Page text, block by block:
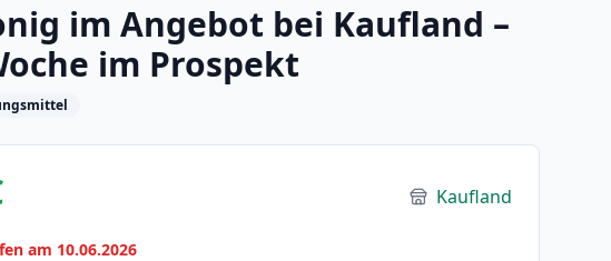
im Angebot bei Kaufland –
im Prospekt
Kaufland
am 10.06.2026